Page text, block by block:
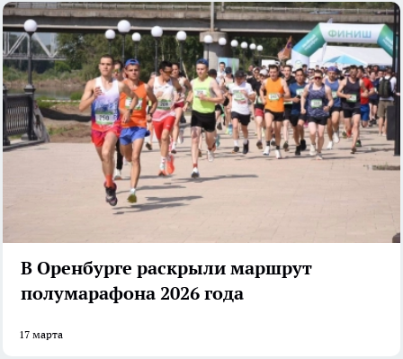
В Оренбурге раскрыли маршрут
полумарафона 2026 года
17 марта